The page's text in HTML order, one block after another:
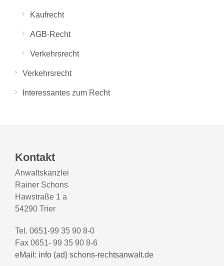
Kaufrecht
AGB-Recht
Verkehrsrecht
Verkehrsrecht
Interessantes zum Recht
Kontakt
Anwaltskanzlei
Rainer Schons
Hawstraße 1 a
54290 Trier
Tel. 0651-99 35 90 8-0
Fax 0651- 99 35 90 8-6
eMail: info (ad) schons-rechtsanwalt.de